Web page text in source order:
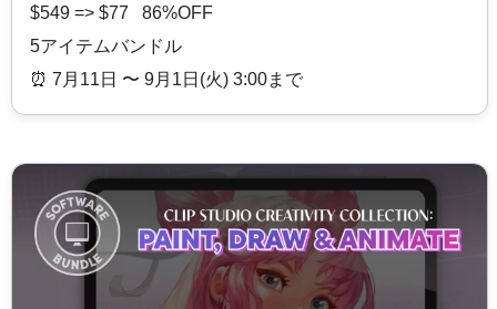
$549 => $77 86%OFF
5アイテムバンドル
⏰️ 7月11日 〜 9月1日(火) 3:00まで